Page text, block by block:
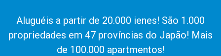
Aluguéis a partir de 20.000 ienes! São 1.000
propriedades em 47 províncias do Japão! Mais
de 100.000 apartmentos!